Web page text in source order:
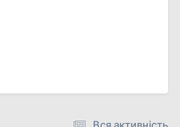
Вся активність